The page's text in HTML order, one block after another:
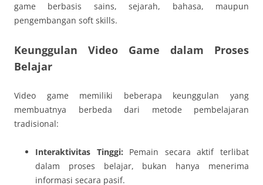
game berbasis sains, sejarah, bahasa, maupun
pengembangan soft skills.
Keunggulan Video Game dalam Proses
Belajar
Video game memiliki beberapa keunggulan yang
membuatnya berbeda dari metode pembelajaran
tradisional:
Interaktivitas Tinggi: Pemain secara aktif terlibat
dalam proses belajar, bukan hanya menerima
informasi secara pasif.